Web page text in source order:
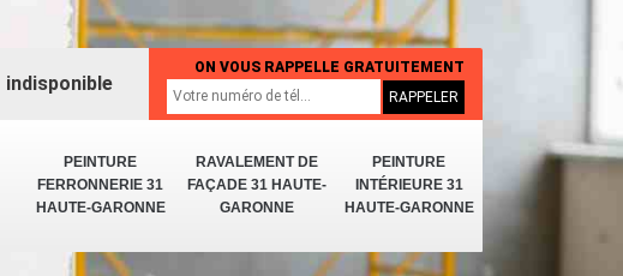
PEINTURE
FERRONNERIE 31
HAUTE-GARONNE
RAVALEMENT DE
FAÇADE 31 HAUTE-
GARONNE
PEINTURE
INTÉRIEURE 31
HAUTE-GARONNE
indisponible
ON VOUS RAPPELLE GRATUITEMENT